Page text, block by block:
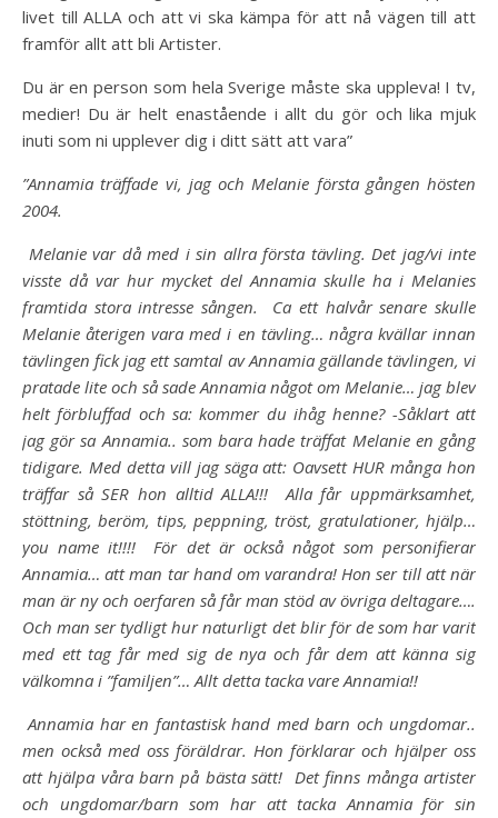
livet till ALLA och att vi ska kämpa för att nå vägen till att
framför allt att bli Artister.
Du är en person som hela Sverige måste ska uppleva! I tv,
medier! Du är helt enastående i allt du gör och lika mjuk
inuti som ni upplever dig i ditt sätt att vara”
”Annamia träffade vi, jag och Melanie första gången hösten
2004.
Melanie var då med i sin allra första tävling. Det jag/vi inte
visste då var hur mycket del Annamia skulle ha i Melanies
framtida stora intresse sången.
Ca ett halvår senare skulle
Melanie återigen vara med i en tävling… några kvällar innan
tävlingen fick jag ett samtal av Annamia gällande tävlingen, vi
pratade lite och så sade Annamia något om Melanie… jag blev
helt förbluffad och sa: kommer du ihåg henne? -Såklart att
jag gör sa Annamia.. som bara hade träffat Melanie en gång
tidigare. Med detta vill jag säga att: Oavsett HUR många hon
träffar så SER hon alltid ALLA!!!
Alla får uppmärksamhet,
stöttning, beröm, tips, peppning, tröst, gratulationer, hjälp…
you name it!!!!
För det är också något som personifierar
Annamia… att man tar hand om varandra! Hon ser till att när
man är ny och oerfaren så får man stöd av övriga deltagare….
Och man ser tydligt hur naturligt det blir för de som har varit
med ett tag får med sig de nya och får dem att känna sig
välkomna i ”familjen”… Allt detta tacka vare Annamia!!
Annamia har en fantastisk hand med barn och ungdomar..
men också med oss föräldrar. Hon förklarar och hjälper oss
att hjälpa våra barn på bästa sätt! Det finns många artister
och ungdomar/barn som har att tacka Annamia för sin